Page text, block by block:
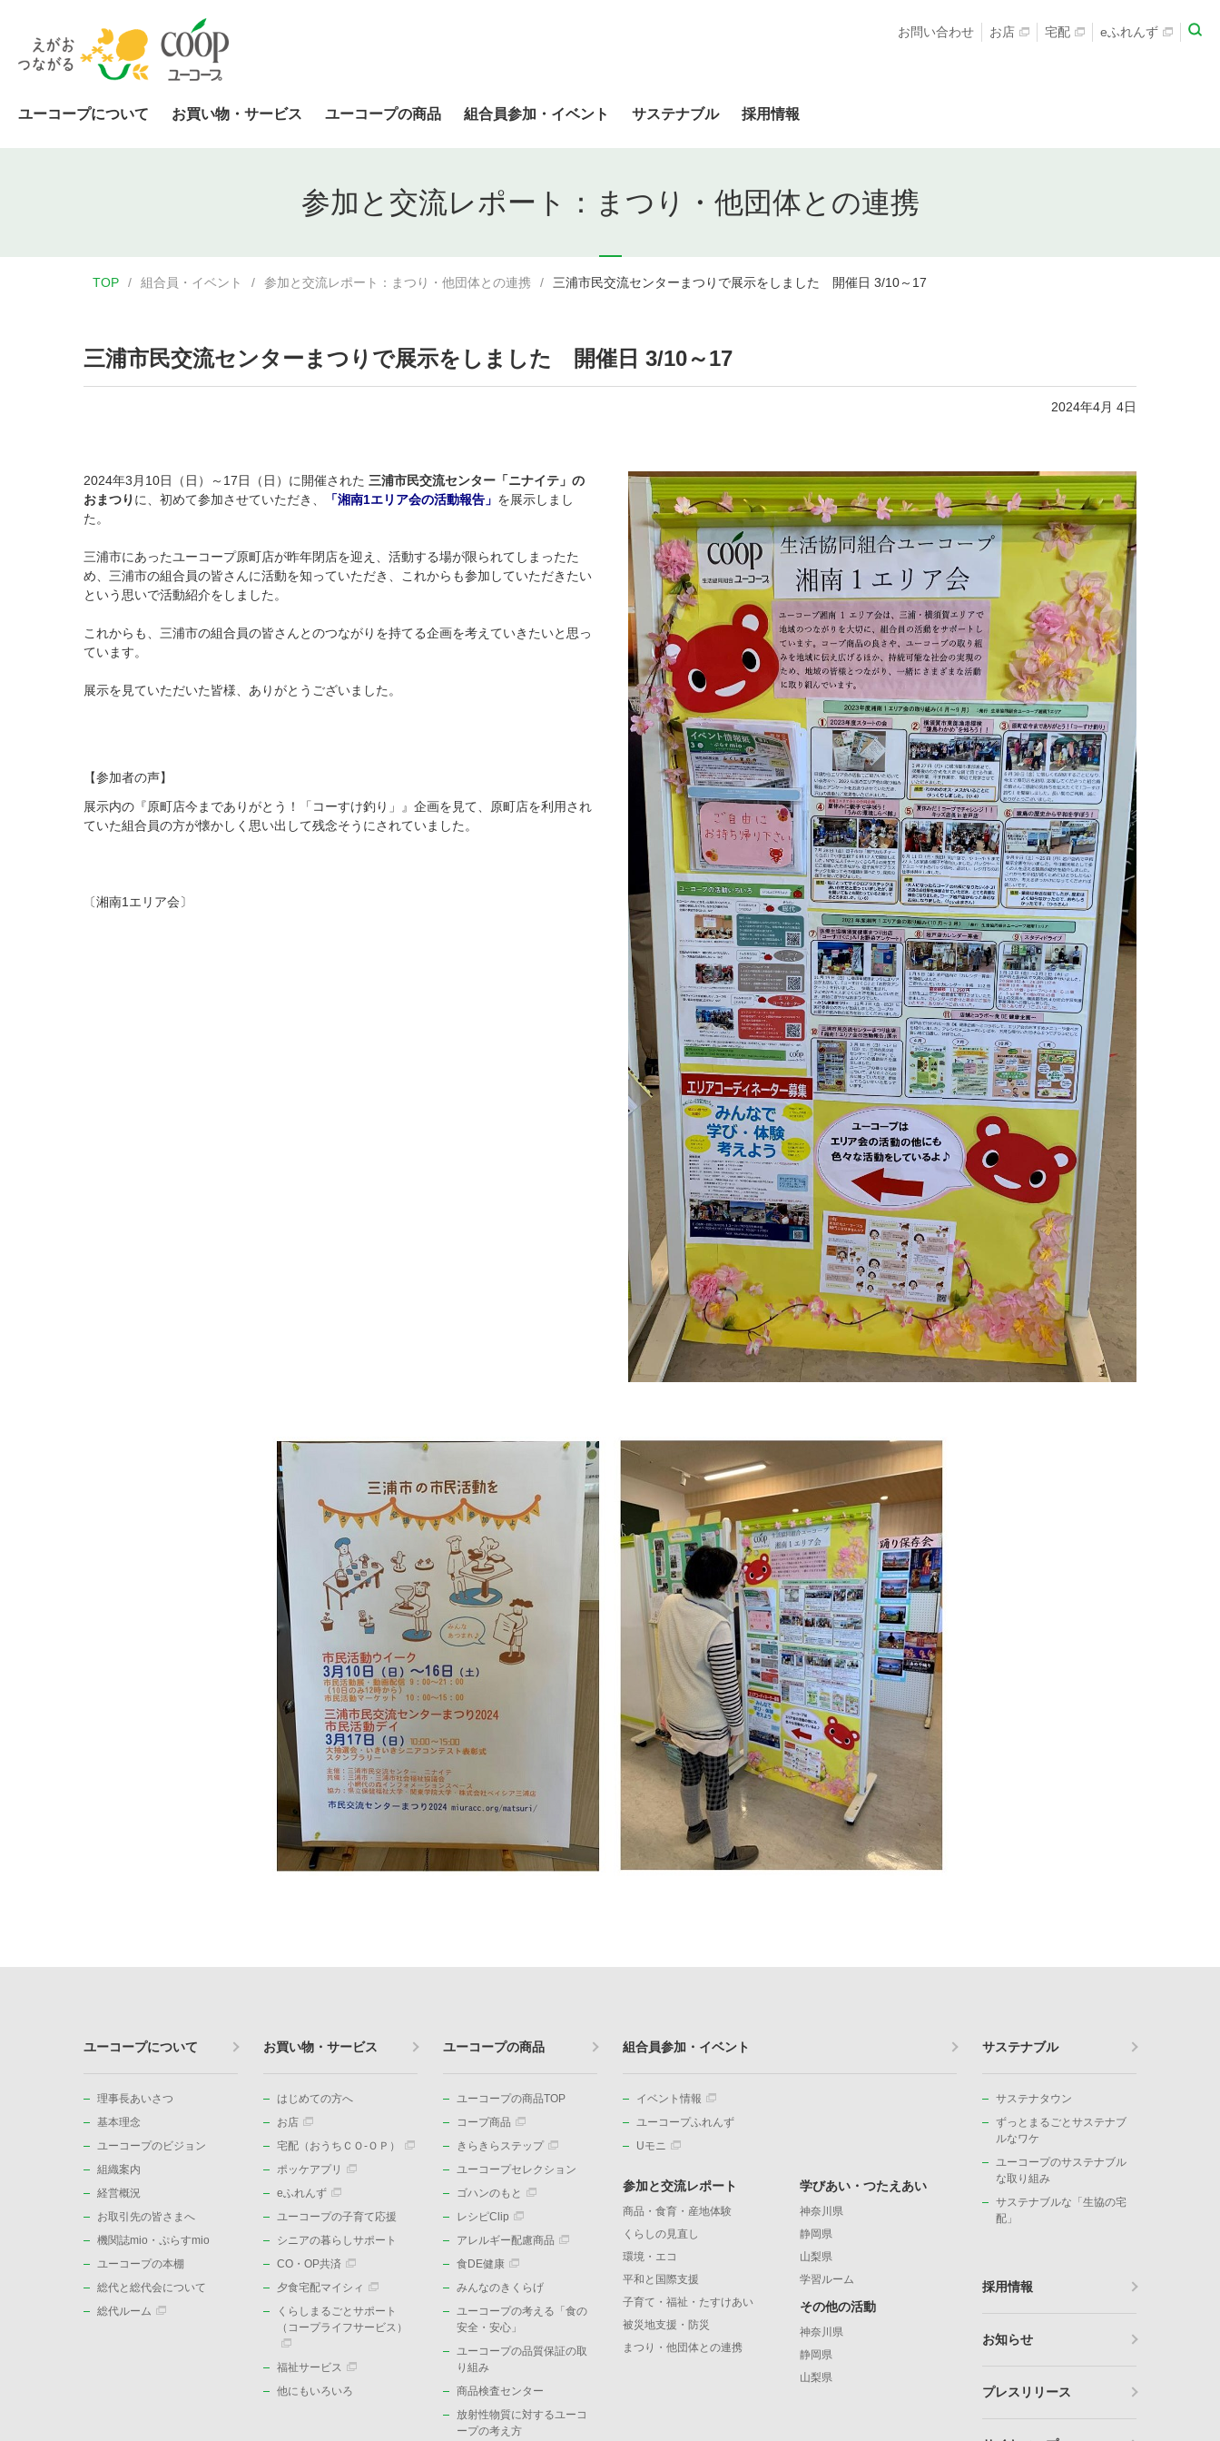
ユーコープについて お買い物・サービス ユーコープの商品 組合員参加・イベント サステナブル 採用情報
お問い合わせ お店 宅配 eふれんず
参加と交流レポート：まつり・他団体との連携
TOP 組合員・イベント 参加と交流レポート：まつり・他団体との連携 三浦市民交流センターまつりで展示をしました 開催日 3/10～17
三浦市民交流センターまつりで展示をしました 開催日 3/10～17
2024年4月 4日
2024年3月10日（日）～17日（日）に開催された 三浦市民交流センター「ニナイテ」の
おまつり に、初めて参加させていただき、 「湘南1エリア会の活動報告」 を展示しまし
た。
三浦市にあったユーコープ原町店が昨年閉店を迎え、活動する場が限られてしまったた
め、三浦市の組合員の皆さんに活動を知っていただき、これからも参加していただきたい
という思いで活動紹介をしました。
これからも、三浦市の組合員の皆さんとのつながりを持てる企画を考えていきたいと思っ
ています。
展示を見ていただいた皆様、ありがとうございました。
【参加者の声】
展示内の『原町店今までありがとう！「コーすけ釣り」』企画を見て、原町店を利用され
ていた組合員の方が懐かしく思い出して残念そうにされていました。
〔湘南1エリア会〕
ユーコープについて
理事長あいさつ
基本理念
ユーコープのビジョン
組織案内
経営概況
お取引先の皆さまへ
機関誌mio・ぷらすmio
ユーコープの本棚
総代と総代会について
総代ルーム
お買い物・サービス
はじめての方へ
お店
宅配（おうちＣＯ-ＯＰ）
ポッケアプリ
eふれんず
ユーコープの子育て応援
シニアの暮らしサポート
CO・OP共済
夕食宅配マイシィ
くらしまるごとサポート
（コープライフサービス）
福祉サービス
他にもいろいろ
ユーコープの商品
ユーコープの商品TOP
コープ商品
きらきらステップ
ユーコープセレクション
ゴハンのもと
レシピClip
アレルギー配慮商品
食DE健康
みんなのきくらげ
ユーコープの考える「食の
安全・安心」
ユーコープの品質保証の取
り組み
商品検査センター
放射性物質に対するユーコ
ープの考え方
組合員参加・イベント
イベント情報
ユーコープふれんず
Uモニ
参加と交流レポート
商品・食育・産地体験
くらしの見直し
環境・エコ
平和と国際支援
子育て・福祉・たすけあい
被災地支援・防災
まつり・他団体との連携
学びあい・つたえあい
神奈川県
静岡県
山梨県
学習ルーム
その他の活動
神奈川県
静岡県
山梨県
サステナブル
サステナタウン
ずっとまるごとサステナブ
ルなワケ
ユーコープのサステナブル
な取り組み
サステナブルな「生協の宅
配」
採用情報
お知らせ
プレスリリース